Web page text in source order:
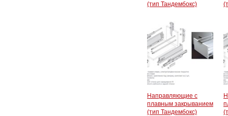
(тип Тандембокс)
Направляющие с
плавным закрыванием
(тип Тандембокс)